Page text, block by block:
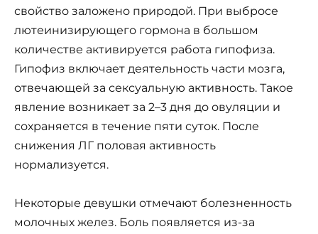
свойство заложено природой. При выбросе
лютеинизирующего гормона в большом
количестве активируется работа гипофиза.
Гипофиз включает деятельность части мозга,
отвечающей за сексуальную активность. Такое
явление возникает за 2–3 дня до овуляции и
сохраняется в течение пяти суток. После
снижения ЛГ половая активность
нормализуется.
Некоторые девушки отмечают болезненность
молочных желез. Боль появляется из-за